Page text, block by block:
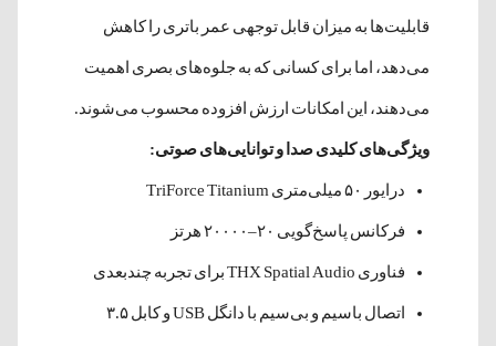
قابلیت‌ها به میزان قابل توجهی عمر باتری را کاهش
می‌دهد، اما برای کسانی که به جلوه‌های بصری اهمیت
می‌دهند، این امکانات ارزش افزوده محسوب می‌شوند.
ویژگی‌های کلیدی صدا و توانایی‌های صوتی:
درایور ۵۰ میلی‌متری TriForce Titanium
فرکانس پاسخ‌گویی ۲۰–۲۰۰۰۰ هرتز
فناوری THX Spatial Audio برای تجربه چندبعدی
اتصال باسیم و بی‌سیم با دانگل USB و کابل ۳.۵